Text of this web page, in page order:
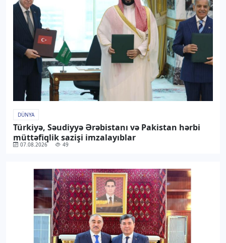
DÜNYA
Türkiyə, Səudiyyə Ərəbistanı və Pakistan hərbi
müttəfiqlik sazişi imzalayıblar
07.08.2026 49